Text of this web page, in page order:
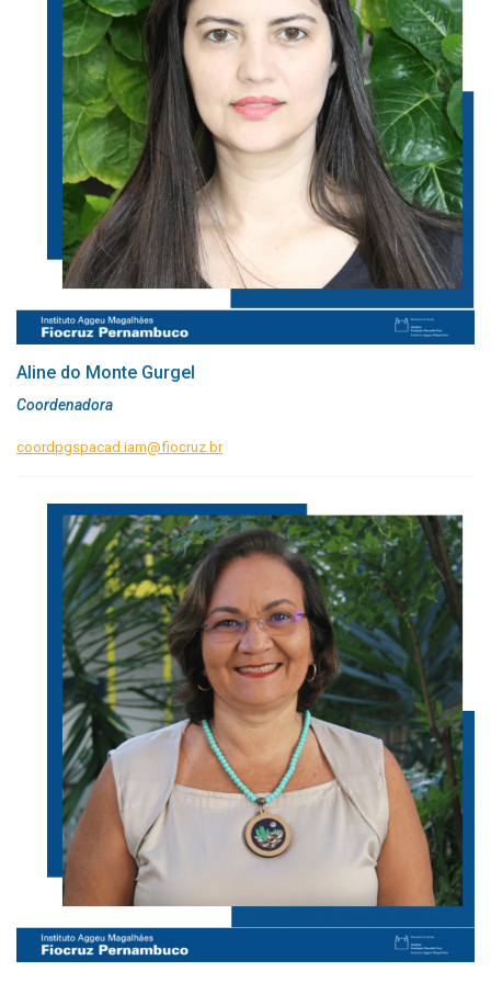
Acesse:
Estrutura curricular Mestrado
Estrutura Curricular Doutorado
Aline do Monte Gurgel
Coordenadora
coordpgspacad.iam@fiocruz.br